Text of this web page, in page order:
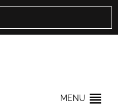
MENU